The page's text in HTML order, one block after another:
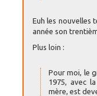
Euh les nouvelles
année son
Plus loin :
Pour moi, le
1975, avec
mère, est